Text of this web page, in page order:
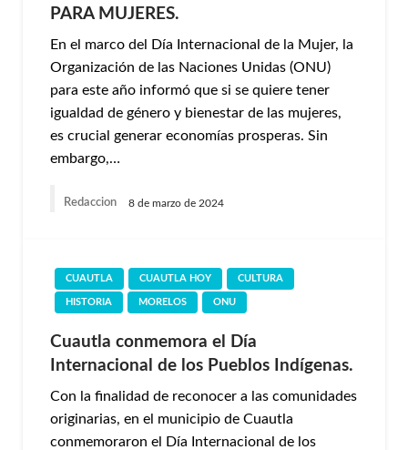
PARA MUJERES.
En el marco del Día Internacional de la Mujer, la
Organización de las Naciones Unidas (ONU)
para este año informó que si se quiere tener
igualdad de género y bienestar de las mujeres,
es crucial generar economías prosperas. Sin
embargo,…
Redaccion 8 de marzo de 2024
CUAUTLA CUAUTLA HOY CULTURA
HISTORIA MORELOS ONU
Cuautla conmemora el Día
Internacional de los Pueblos Indígenas.
Con la finalidad de reconocer a las comunidades
originarias, en el municipio de Cuautla
conmemoraron el Día Internacional de los